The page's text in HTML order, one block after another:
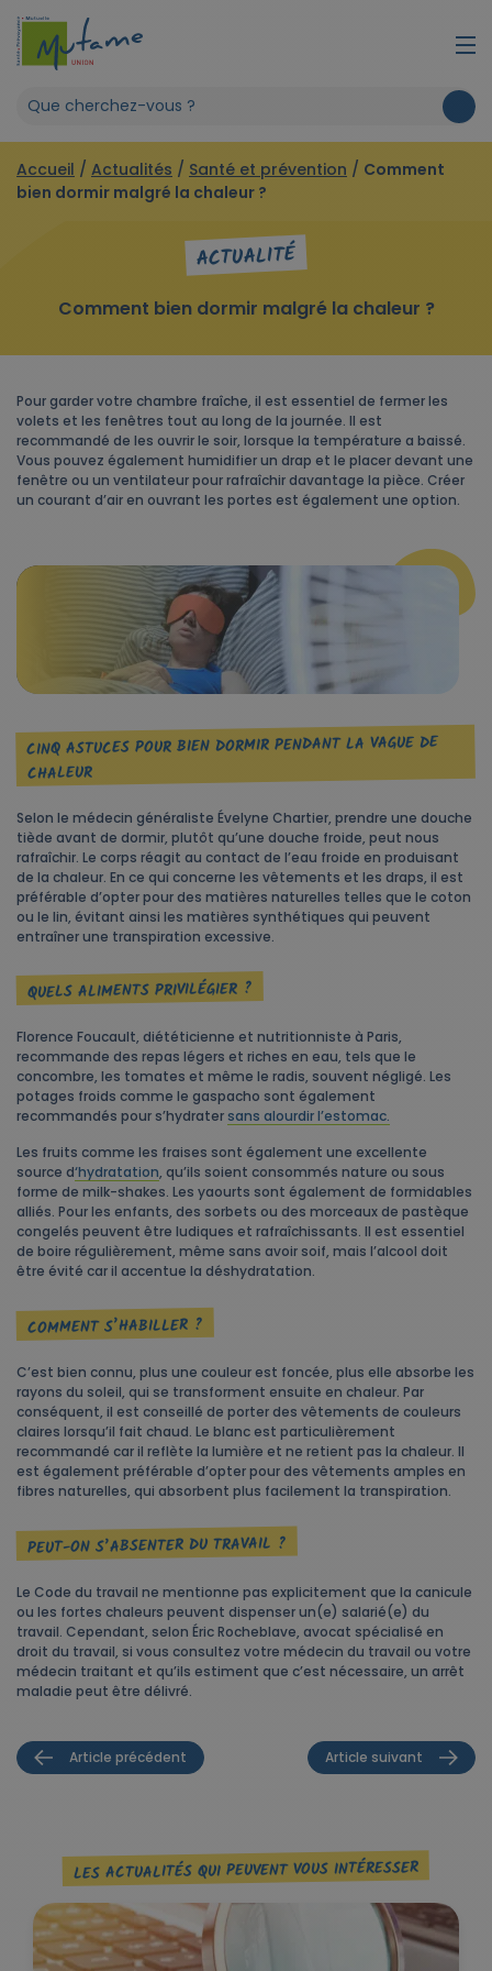
Accueil / Actualités / Santé et prévention / Comment
bien dormir malgré la chaleur ?
ACTUALITÉ
Comment bien dormir malgré la chaleur ?
Pour garder votre chambre fraîche, il est essentiel de fermer les
volets et les fenêtres tout au long de la journée. Il est
recommandé de les ouvrir le soir, lorsque la température a baissé.
Vous pouvez également humidifier un drap et le placer devant une
fenêtre ou un ventilateur pour rafraîchir davantage la pièce. Créer
un courant d’air en ouvrant les portes est également une option.
CINQ ASTUCES POUR BIEN DORMIR PENDANT LA VAGUE DE
CHALEUR
Selon le médecin généraliste Évelyne Chartier, prendre une douche
tiède avant de dormir, plutôt qu’une douche froide, peut nous
rafraîchir. Le corps réagit au contact de l’eau froide en produisant
de la chaleur. En ce qui concerne les vêtements et les draps, il est
préférable d’opter pour des matières naturelles telles que le coton
ou le lin, évitant ainsi les matières synthétiques qui peuvent
entraîner une transpiration excessive.
QUELS ALIMENTS PRIVILÉGIER ?
Florence Foucault, diététicienne et nutritionniste à Paris,
recommande des repas légers et riches en eau, tels que le
concombre, les tomates et même le radis, souvent négligé. Les
potages froids comme le gaspacho sont également
recommandés pour s’hydrater sans alourdir l’estomac.
Les fruits comme les fraises sont également une excellente
source d‘hydratation, qu’ils soient consommés nature ou sous
forme de milk-shakes. Les yaourts sont également de formidables
alliés. Pour les enfants, des sorbets ou des morceaux de pastèque
congelés peuvent être ludiques et rafraîchissants. Il est essentiel
de boire régulièrement, même sans avoir soif, mais l’alcool doit
être évité car il accentue la déshydratation.
COMMENT S’HABILLER ?
C’est bien connu, plus une couleur est foncée, plus elle absorbe les
rayons du soleil, qui se transforment ensuite en chaleur. Par
conséquent, il est conseillé de porter des vêtements de couleurs
claires lorsqu’il fait chaud. Le blanc est particulièrement
recommandé car il reflète la lumière et ne retient pas la chaleur. Il
est également préférable d’opter pour des vêtements amples en
fibres naturelles, qui absorbent plus facilement la transpiration.
PEUT-ON S’ABSENTER DU TRAVAIL ?
Le Code du travail ne mentionne pas explicitement que la canicule
ou les fortes chaleurs peuvent dispenser un(e) salarié(e) du
travail. Cependant, selon Éric Rocheblave, avocat spécialisé en
droit du travail, si vous consultez votre médecin du travail ou votre
médecin traitant et qu’ils estiment que c’est nécessaire, un arrêt
maladie peut être délivré.
Article précédent Article suivant
LES ACTUALITÉS QUI PEUVENT VOUS INTÉRESSER